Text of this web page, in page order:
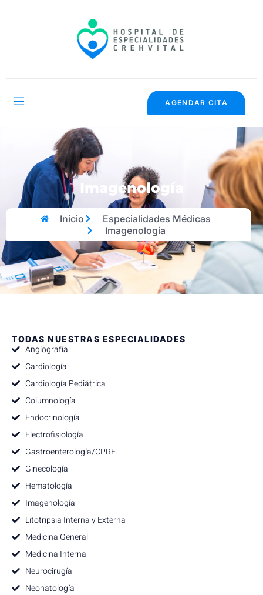
AGENDAR CITA
Imagenología
Inicio
Especialidades Médicas
Imagenología
TODAS NUESTRAS ESPECIALIDADES
Angiografía
Cardiología
Cardiología Pediátrica
Columnología
Endocrinología
Electrofisiología
Gastroenterología/CPRE
Ginecología
Hematología
Imagenología
Litotripsia Interna y Externa
Medicina General
Medicina Interna
Neurocirugía
Neonatología